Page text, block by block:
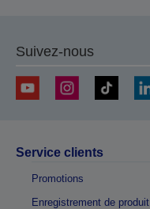
Suivez-nous
Service clients
Promotions
Enregistrement de produit